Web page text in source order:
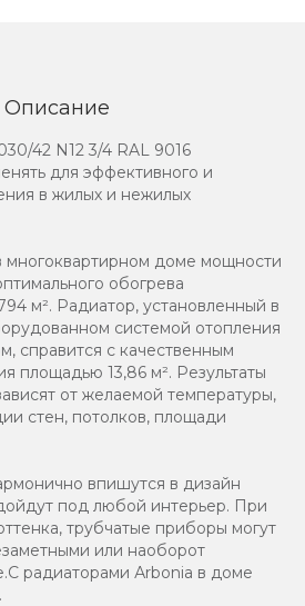
Описание
42 N12 3/4 RAL 9016
для эффективного и
в жилых и нежилых
многоквартирном доме мощности
обогрева
м². Радиатор, установленный в
системой отопления
справится с качественным
площадью 13,86 м². Результаты
от желаемой температуры,
стен, потолков, площади
впишутся в дизайн
под любой интерьер. При
трубчатые приборы могут
или наоборот
радиаторами Аrbonia в доме